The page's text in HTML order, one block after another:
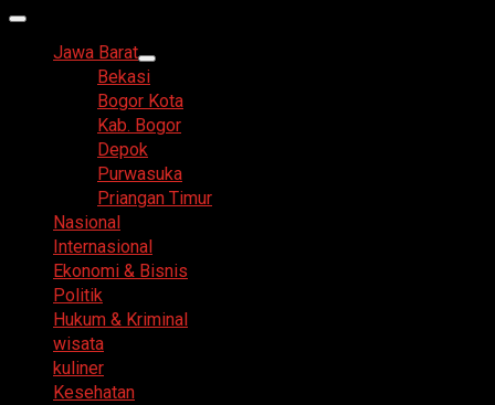
Primary
Jawa Barat
Bekasi
Bogor Kota
Kab. Bogor
Depok
Purwasuka
Priangan Timur
Nasional
Internasional
Ekonomi & Bisnis
Politik
Hukum & Kriminal
wisata
kuliner
Kesehatan